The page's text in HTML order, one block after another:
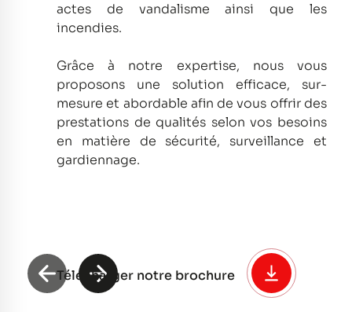
actes de vandalisme ainsi que les
incendies.
Grâce à notre expertise, nous vous
proposons une solution efficace, sur-
mesure et abordable afin de vous offrir des
prestations de qualités selon vos besoins
en matière de sécurité, surveillance et
gardiennage.
Télécharger notre brochure